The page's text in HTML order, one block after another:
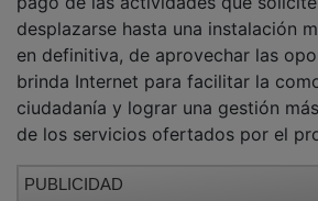
desplazarse hasta una instalación
en definitiva, de aprovechar las
brinda Internet para facilitar la
ciudadanía y lograr una gestión
de los servicios ofertados por el